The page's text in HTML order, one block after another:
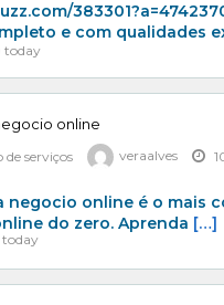
e com qualidades
today
online
de serviços veraalves
negocio online é o mais
do zero. Aprenda […]
today